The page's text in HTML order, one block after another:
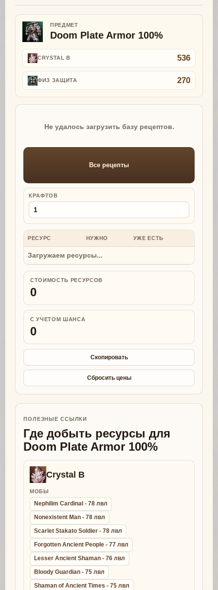
ПРЕДМЕТ
Doom Plate Armor 100%
CRYSTAL B 536
ФИЗ ЗАЩИТА 270
Не удалось загрузить базу рецептов.
Все рецепты
КРАФТОВ
РЕСУРС НУЖНО УЖЕ ЕСТЬ
Загружаем ресурсы...
СТОИМОСТЬ РЕСУРСОВ
0
С УЧЕТОМ ШАНСА
0
Скопировать
Сбросить цены
ПОЛЕЗНЫЕ ССЫЛКИ
Где добыть ресурсы для
Doom Plate Armor 100%
Crystal B
МОБЫ
Nephilim Cardinal - 78 лвл
Nonexistent Man - 78 лвл
Scarlet Stakato Soldier - 78 лвл
Forgotten Ancient People - 77 лвл
Lesser Ancient Shaman - 76 лвл
Bloody Guardian - 75 лвл
Shaman of Ancient Times - 75 лвл